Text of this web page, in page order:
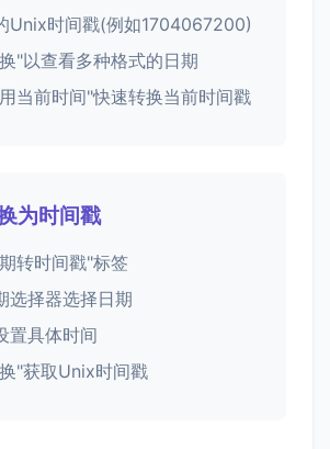
Unix时间戳(例如1704067200)
"以查看多种格式的日期
当前时间"快速转换当前时间戳
为时间戳
转时间戳"标签
选择器选择日期
置具体时间
"获取Unix时间戳